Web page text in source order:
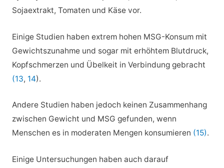
Sojaextrakt, Tomaten und Käse vor.
Einige Studien haben extrem hohen MSG-Konsum mit
Gewichtszunahme und sogar mit erhöhtem Blutdruck,
Kopfschmerzen und Übelkeit in Verbindung gebracht
(13, 14).
Andere Studien haben jedoch keinen Zusammenhang
zwischen Gewicht und MSG gefunden, wenn
Menschen es in moderaten Mengen konsumieren (15).
Einige Untersuchungen haben auch darauf